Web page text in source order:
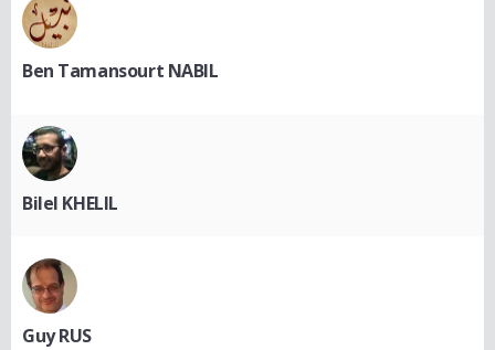
Ben Tamansourt NABIL
Bilel KHELIL
Guy RUS